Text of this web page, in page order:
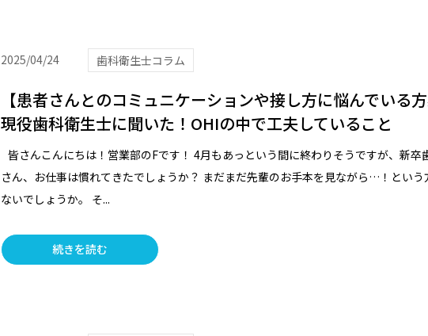
2025/04/24 歯科衛生士コラム
【患者さんとのコミュニケーションや接し方に悩んでいる方
現役歯科衛生士に聞いた！OHIの中で工夫していること
皆さんこんにちは！営業部のFです！ 4月もあっという間に終わりそうですが、新卒
さん、お仕事は慣れてきたでしょうか？ まだまだ先輩のお手本を見ながら…！という
ないでしょうか。 そ...
続きを読む